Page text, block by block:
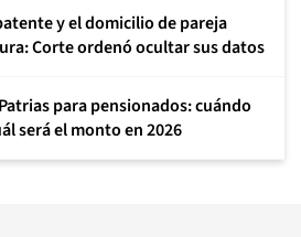
y el domicilio de pareja
Corte ordenó ocultar sus datos
para pensionados: cuándo
será el monto en 2026